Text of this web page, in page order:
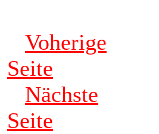
Voherige
Seite
Nächste
Seite